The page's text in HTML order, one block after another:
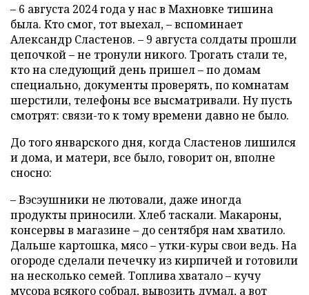
– 6 августа 2024 года у нас в Махновке тишина
была. Кто смог, тот выехал, – вспоминает
Александр Сластенов. – 9 августа солдаты прошли
цепочкой – не тронули никого. Трогать стали те,
кто на следующий день пришел – по домам
специально, документы проверять, по комнатам
шерстили, телефоны все высматривали. Ну пусть
смотрят: связи-то к тому времени давно не было.
До того январского дня, когда Сластенов лишился
и дома, и матери, все было, говорит он, вполне
сносно:
– Вэсэушники не лютовали, даже иногда
продукты приносили. Хлеб таскали. Макароны,
консервы в магазине – до сентября нам хватило.
Дальше картошка, мясо – утки-куры свои ведь. На
огороде сделали печечку из кирпичей и готовили
на несколько семей. Топлива хватало – кучу
мусора всякого собрал, вывозить думал, а вот